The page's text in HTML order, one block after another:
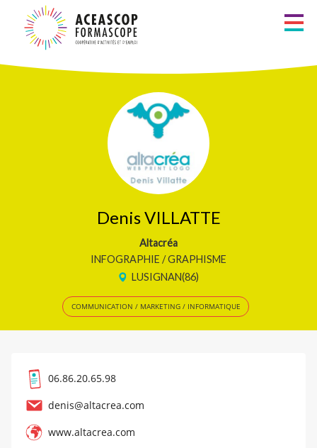
contenu
Métiers
Recherche
Denis VILLATTE
Altacréa
INFOGRAPHIE / GRAPHISME
LUSIGNAN(86)
COMMUNICATION / MARKETING / INFORMATIQUE
06.86.20.65.98
denis@altacrea.com
www.altacrea.com